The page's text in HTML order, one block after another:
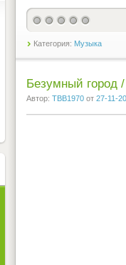
Категория: Музыка
Безумный город
Автор: TBB1970 от 27-11-